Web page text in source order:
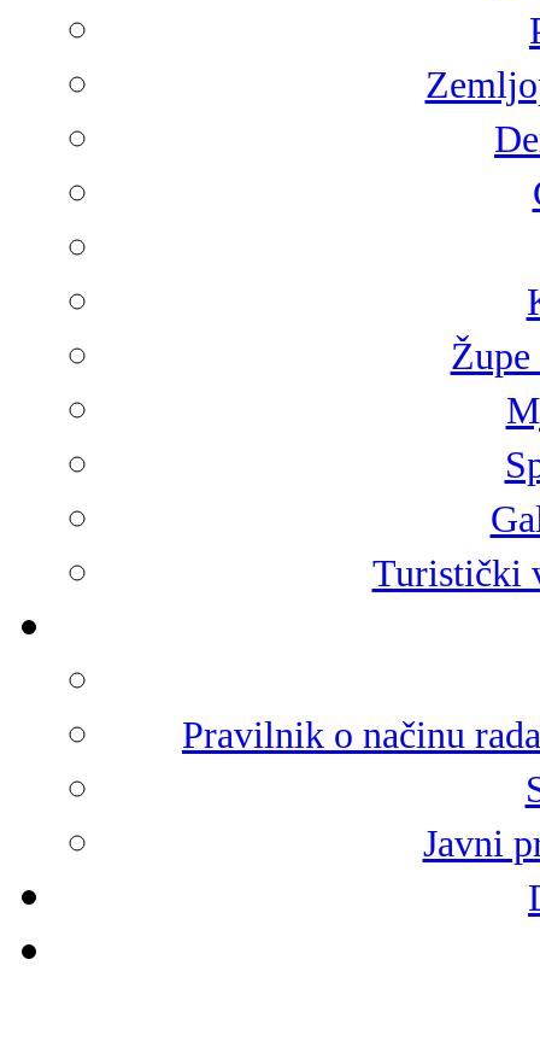
Turistički
Pravilnik o načinu
Javni